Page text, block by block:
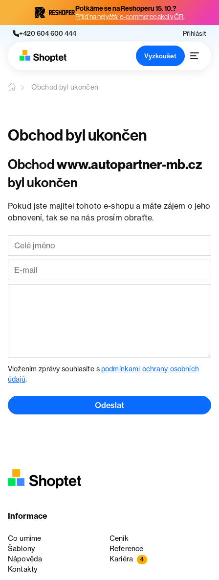
Potkáme se na Reshoperu 15. 10.?
Přijď na největší e-commerce akci v ČR.
+420 604 600 444 Přihlásit
Vyzkoušet
Obchod byl ukončen
Obchod byl ukončen
Obchodwww.autopartner-mb.cz
byl ukončen
Pokud jste majitel tohoto e-shopu a máte zájem o jeho
obnovení, tak se na nás prosím obraťte.
Vložením zprávy souhlasíte spodmínkami ochrany osobních
údajů.
Odeslat
Informace
Co umíme
Ceník
Šablony
Reference
Nápověda
Kariéra 4
Kontakty